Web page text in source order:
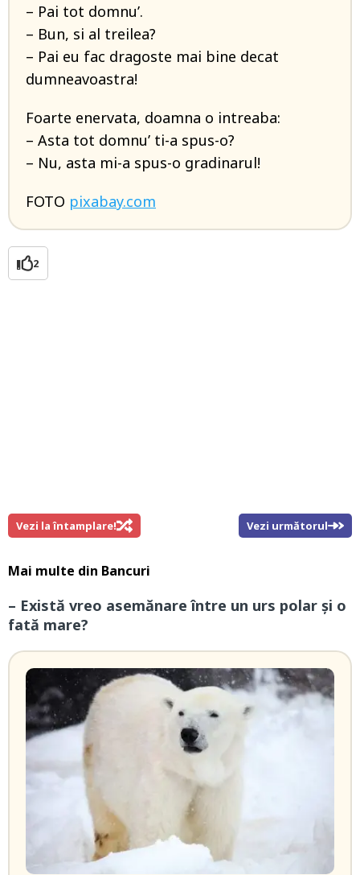
– Pai tot domnu’.
– Bun, si al treilea?
– Pai eu fac dragoste mai bine decat
dumneavoastra!
Foarte enervata, doamna o intreaba:
– Asta tot domnu’ ti-a spus-o?
– Nu, asta mi-a spus-o gradinarul!
FOTO pixabay.com
2
Vezi la întamplare! Vezi următorul
Mai multe din Bancuri
– Există vreo asemănare între un urs polar și o
fată mare?